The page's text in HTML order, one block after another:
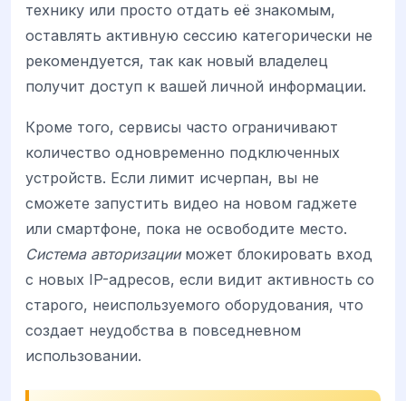
технику или просто отдать её знакомым,
оставлять активную сессию категорически не
рекомендуется, так как новый владелец
получит доступ к вашей личной информации.
Кроме того, сервисы часто ограничивают
количество одновременно подключенных
устройств. Если лимит исчерпан, вы не
сможете запустить видео на новом гаджете
или смартфоне, пока не освободите место.
Система авторизацииможет блокировать вход
с новых IP-адресов, если видит активность со
старого, неиспользуемого оборудования, что
создает неудобства в повседневном
использовании.